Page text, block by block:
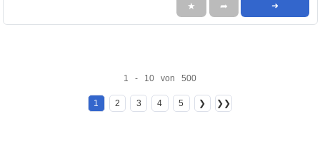
★ ➦ ➜
1 - 10 von 500
1 2 3 4 5 ❯ ❯❯